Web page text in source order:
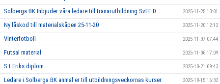
Solberga BK Inbjuder våra ledare till tränarutbildning SvFF D 2025-11-25 13:01
Ny låskod till materialskåpen 25-11-20 2025-11-20 12:12
Vinterfotboll 2025-11-07 07:44
Futsal material 2025-11-06 17:09
S:t Eriks diplom 2025-10-21 09:43
Ledare i Solberga BK anmäl er till utbildningsveckornas kurser 2025-10-15 16:32